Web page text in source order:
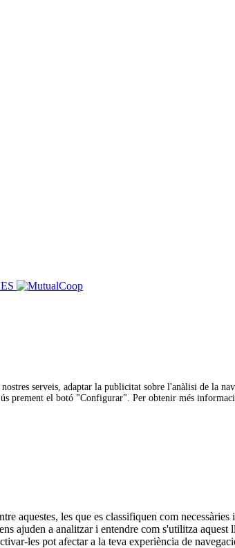
serveis, adaptar la publicitat sobre l'anàlisi de la
ús prement el botó "Configurar". Per obtenir més
aquestes, les que es classifiquen com
ajuden a analitzar i entendre com s'utilitza
les pot afectar a la teva experiència de